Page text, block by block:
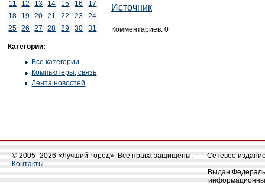
11
12 13 14 15 16
17
18
19 20 21 22 23
24
25
26 27 28 29 30 31
Категории:
Все категории
Компьютеры, связь
Лента новостей
Источник
Комментариев: 0
© 2005–2026 «Лучший Город». Все права защищены.
Контакты
Сетевое
Выдан